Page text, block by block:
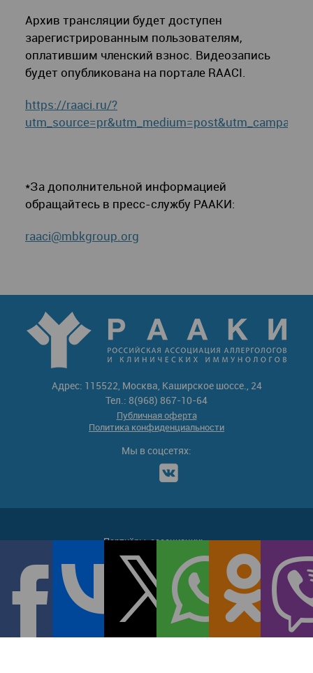
Архив трансляции будет доступен
зарегистрированным пользователям,
оплатившим членский взнос. Видеозапись
будет опубликована на портале RAACI.
https://raaci.ru/?
*За дополнительной информацией
обращайтесь в пресс-службу РААКИ:
raaci@mbkgroup.org
Адрес: 115522, Москва, Каширское шоссе., 24
Тел.: 8(968) 867-10-64
Публичная оферта
Политика конфиденциальности
Мы в соцсетях:
Партнёры-ассоциации: